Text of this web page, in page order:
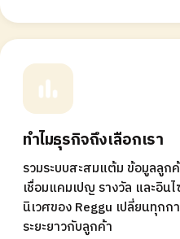
ทำไมธุรกิจถึงเลือกเรา
รวมระบบสะสมแต้ม ข้อมูลลูก
เชื่อมแคมเปญ รางวัล และอิน
นิเวศของ Reggu เปลี่ยนทุก
ระยะยาวกับลูกค้า